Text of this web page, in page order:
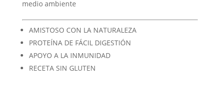
medio ambiente
AMISTOSO CON LA NATURALEZA
PROTEÍNA DE FÁCIL DIGESTIÓN
APOYO A LA INMUNIDAD
RECETA SIN GLUTEN